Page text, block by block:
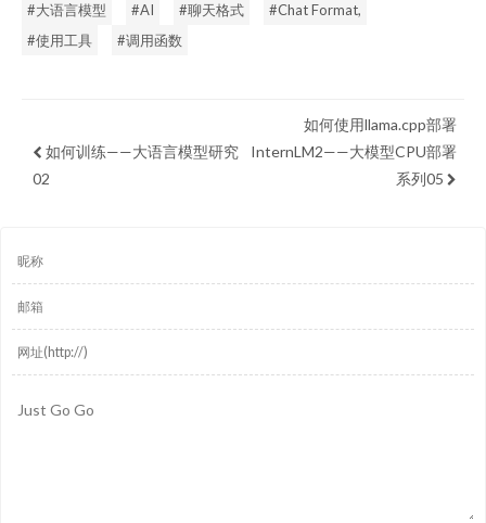
#大语言模型 #AI #聊天格式
#Chat Format,
#使用工具
#调用函数
如何训练——大语言模型研究
02
如何使用llama.cpp部署
InternLM2——大模型CPU部署
系列05